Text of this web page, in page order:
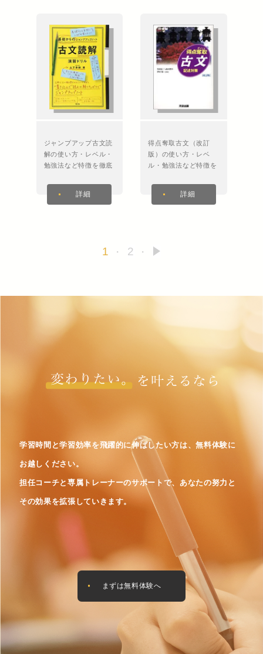
ジャンプアップ古文読
解の使い方・レベル・
勉強法など特徴を徹底
詳細
得点奪取古文（改訂
版）の使い方・レベ
ル・勉強法など特徴を
詳細
ゲ
1 2 »
学習時間と学習効率を飛躍的に伸ばしたい方は、無料体験に
お越しください。
担任コーチと専属トレーナーのサポートで、あなたの努力と
その効果を拡張していきます。
まずは無料体験へ